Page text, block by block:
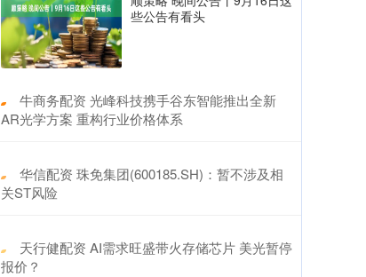
些公告有看头
​牛商务配资 光峰科技携手谷东智能推出全新
AR光学方案 重构行业价格体系
​华信配资 珠免集团(600185.SH)：暂不涉及相
关ST风险
​天行健配资 AI需求旺盛带火存储芯片 美光暂停
报价？